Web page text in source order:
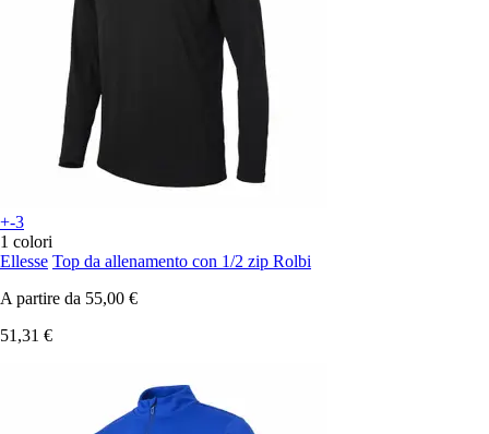
+-3
1 colori
Ellesse Top da allenamento con 1/2 zip Rolbi
A partire da 55,00 €
51,31 €